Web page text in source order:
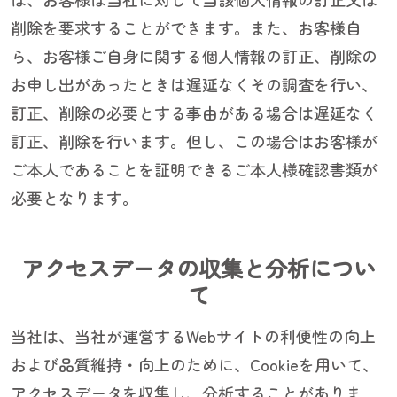
削除を要求することができます。また、お客様自
ら、お客様ご自身に関する個人情報の訂正、削除の
お申し出があったときは遅延なくその調査を行い、
訂正、削除の必要とする事由がある場合は遅延なく
訂正、削除を行います。但し、この場合はお客様が
ご本人であることを証明できるご本人様確認書類が
必要となります。
アクセスデータの収集と分析につい
て
当社は、当社が運営するWebサイトの利便性の向上
および品質維持・向上のために、Cookieを用いて、